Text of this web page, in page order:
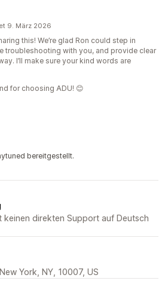
9. März 2026
this! We’re glad Ron could step in
troubleshooting with you, and provide clear
I’ll make sure your kind words are
for choosing ADU! 😊
bereitgestellt.
keinen direkten Support auf Deutsch
York, NY, 10007, US